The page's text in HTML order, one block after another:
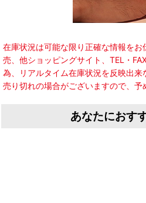
在庫状況は可能な限り正確な情報をお
売、他ショッピングサイト、TEL・
為、リアルタイム在庫状況を反映出
売り切れの場合がございますので、予
あなたにおす